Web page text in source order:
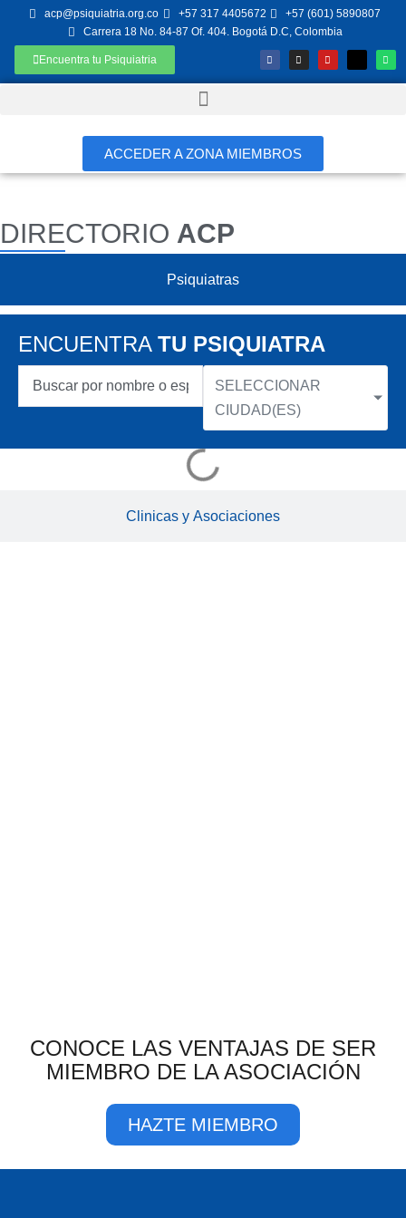
acp@psiquiatria.org.co +57 317 4405672
+57 (601) 5890807
Carrera 18 No. 84-87 Of. 404. Bogotá D.C, Colombia
Encuentra tu Psiquiatria
ACCEDER A ZONA MIEMBROS
DIRECTORIO ACP
Psiquiatras
Clinicas y Asociaciones
ENCUENTRA TU PSIQUIATRA
SELECCIONAR
CIUDAD(ES)
CONOCE LAS VENTAJAS DE SER
MIEMBRO DE LA ASOCIACIÓN
HAZTE MIEMBRO